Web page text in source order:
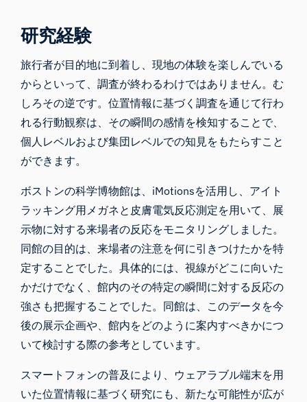
研究経験
旅行者が目的地に到着し、現地の体験を楽しんでいる
からといって、調査が終わるわけではありません。む
しろその逆です。位置情報に基づく調査を通じて行わ
れる行動観察は、その瞬間の感情を検知することで、
個人レベルおよび集団レベルでの知見をもたらすこと
ができます。
ボストンの科学博物館は、iMotionsを活用し、 アイト
ラッキング用メガネと皮膚電気反応測定を用いて、展
示物に対する来場者の反応をモニタリングしました。
同館の目的は、来場者の注意を何に引きつけたかを特
定することでした。具体的には、視線がどこに向いた
かだけでなく、館内のその特定の瞬間に対する反応の
強さも把握することでした。同館は、このデータを今
後の展示企画や、館内をどのように案内すべきかにつ
いて検討する際の参考としています。
スマートフォンの普及により、ウェアラブル端末を用
いた位置情報に基づく研究にも、新たな可能性が広が